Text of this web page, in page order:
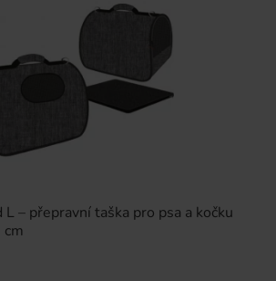
L – přepravní taška pro psa a kočku